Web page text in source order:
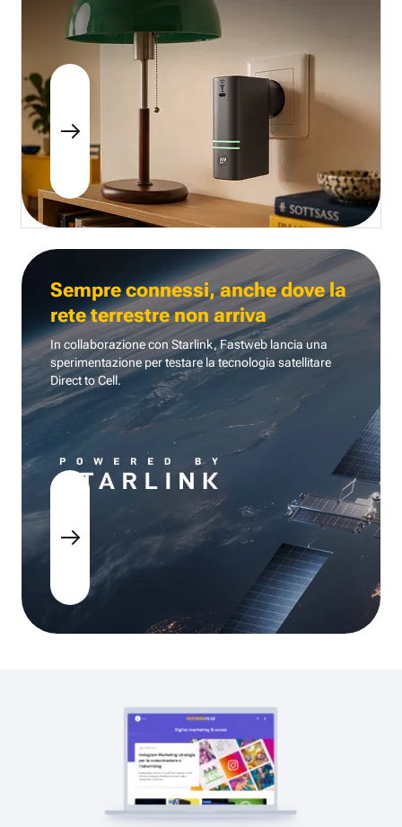
Sempre connessi, anche dove la
rete terrestre non arriva
In collaborazione con Starlink, Fastweb lancia una
sperimentazione per testare la tecnologia satellitare
Direct to Cell.